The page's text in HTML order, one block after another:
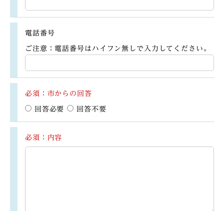
電話番号
ご注意：電話番号はハイフン無しで入力してください。
必須：市からの回答
回答必要 回答不要
必須：内容